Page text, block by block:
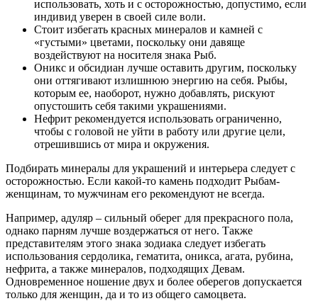
использовать, хоть и с осторожностью, допустимо, если
индивид уверен в своей силе воли.
Стоит избегать красных минералов и камней с
«густыми» цветами, поскольку они давяще
воздействуют на носителя знака Рыб.
Оникс и обсидиан лучше оставить другим, поскольку
они оттягивают излишнюю энергию на себя. Рыбы,
которым ее, наоборот, нужно добавлять, рискуют
опустошить себя такими украшениями.
Нефрит рекомендуется использовать ограниченно,
чтобы с головой не уйти в работу или другие цели,
отрешившись от мира и окружения.
Подбирать минералы для украшений и интерьера следует с
осторожностью. Если какой-то камень подходит Рыбам-
женщинам, то мужчинам его рекомендуют не всегда.
Например, адуляр – сильный оберег для прекрасного пола,
однако парням лучше воздержаться от него. Также
представителям этого знака зодиака следует избегать
использования сердолика, гематита, оникса, агата, рубина,
нефрита, а также минералов, подходящих Девам.
Одновременное ношение двух и более оберегов допускается
только для женщин, да и то из общего самоцвета.